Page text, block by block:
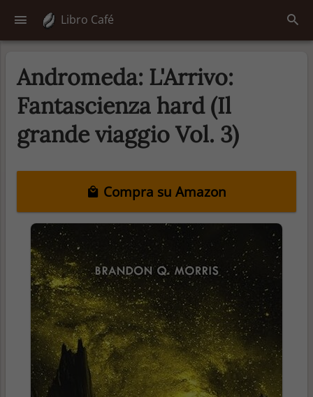
Libro Café
Andromeda: L'Arrivo:
Fantascienza hard (Il
grande viaggio Vol. 3)
Compra su Amazon